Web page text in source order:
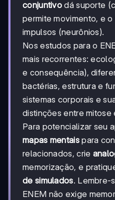
conjuntivo dá suporte
permite movimento, e o
impulsos (neurônios).
Nos estudos para o
mais recorrentes:
e consequência),
bactérias, estrutura e
sistemas corporais e
distinções entre mitose
Para potencializar seu
mapas mentaispara
relacionados, crie
memorização, e
de simulados. Lembre-
ENEM não exige